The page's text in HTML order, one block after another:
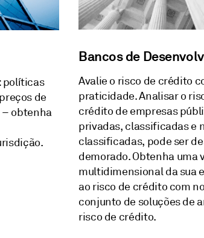
políticas
de
obtenha
Bancos de
Avalie o risco de crédito
praticidade. Analisar o
crédito de empresas
privadas, classificadas e
classificadas, pode ser
demorado. Obtenha uma
multidimensional da sua
ao risco de crédito com
conjunto de soluções de
risco de crédito.